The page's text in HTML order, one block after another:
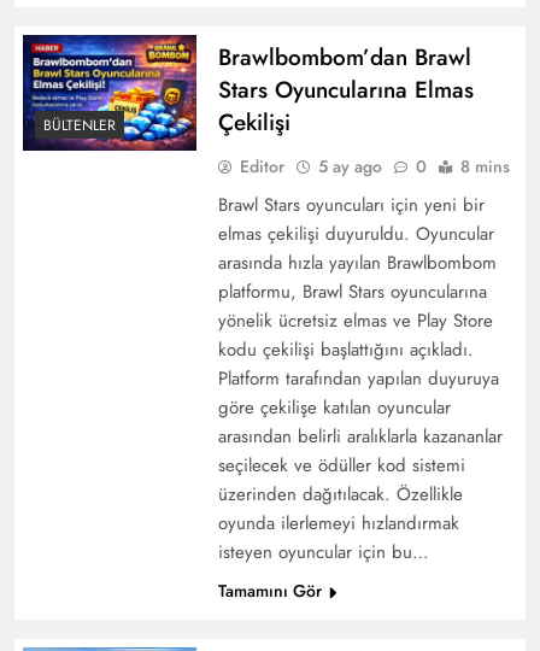
BÜLTENLER
Brawlbombom’dan Brawl
Stars Oyuncularına Elmas
Çekilişi
Editor 5 ay ago 0 8 mins
Brawl Stars oyuncuları için yeni bir
elmas çekilişi duyuruldu. Oyuncular
arasında hızla yayılan Brawlbombom
platformu, Brawl Stars oyuncularına
yönelik ücretsiz elmas ve Play Store
kodu çekilişi başlattığını açıkladı.
Platform tarafından yapılan duyuruya
göre çekilişe katılan oyuncular
arasından belirli aralıklarla kazananlar
seçilecek ve ödüller kod sistemi
üzerinden dağıtılacak. Özellikle
oyunda ilerlemeyi hızlandırmak
isteyen oyuncular için bu…
Tamamını Gör